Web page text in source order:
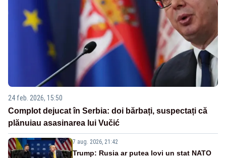
24 feb. 2026, 15:50
Complot dejucat în Serbia: doi bărbați, suspectați că
plănuiau asasinarea lui Vučić
7 aug. 2026, 21:42
Trump: Rusia ar putea lovi un stat NATO